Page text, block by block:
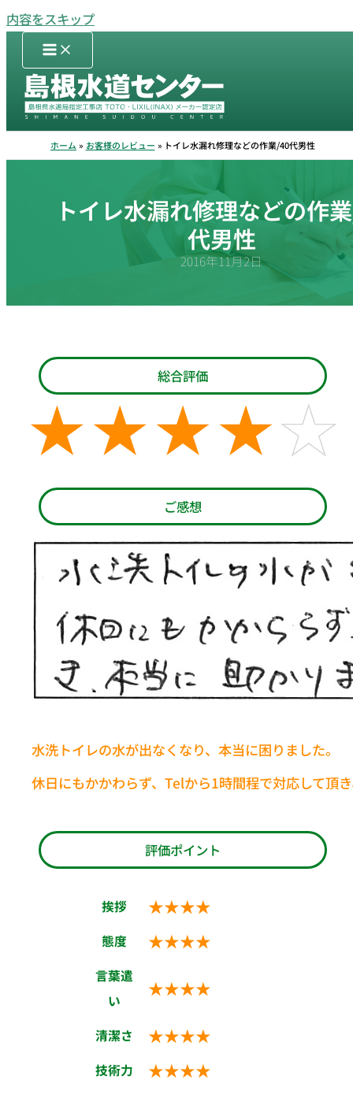
内容をスキップ
ホーム お客様のレビュー トイレ水漏れ修理などの作業/40代男性
トイレ水漏れ修理などの作
代男性
2016年11月2日
総合評価
ご感想
水洗トイレの水が出なくなり、本当に困りました。
休日にもかかわらず、Telから1時間程で対応して頂
評価ポイント
挨拶 ★★★★
態度 ★★★★
言葉遣
い
★★★★
清潔さ ★★★★
技術力 ★★★★